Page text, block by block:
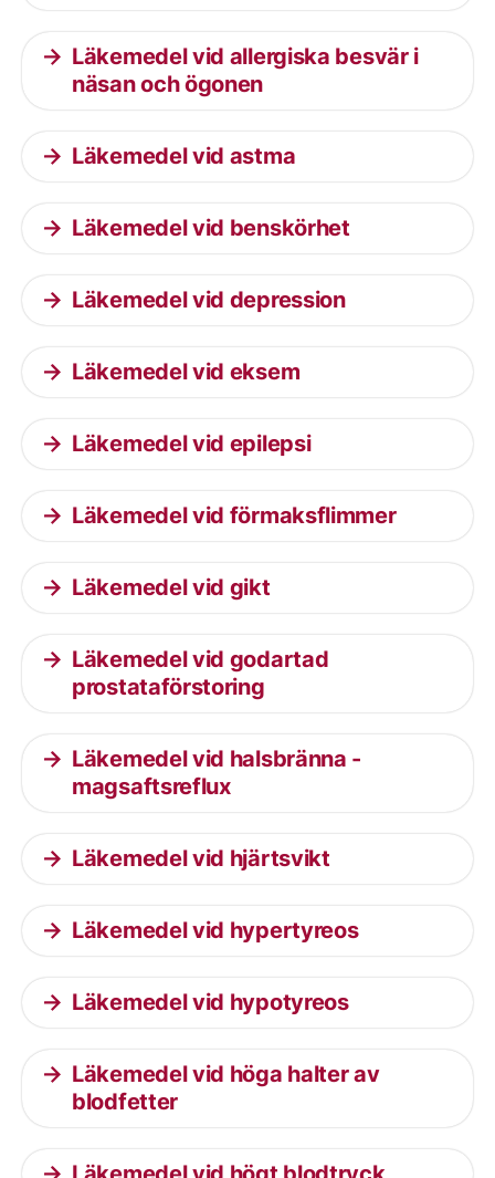
Läkemedel vid allergiska besvär i
näsan och ögonen
Läkemedel vid astma
Läkemedel vid benskörhet
Läkemedel vid depression
Läkemedel vid eksem
Läkemedel vid epilepsi
Läkemedel vid förmaksflimmer
Läkemedel vid gikt
Läkemedel vid godartad
prostataförstoring
Läkemedel vid halsbränna -
magsaftsreflux
Läkemedel vid hjärtsvikt
Läkemedel vid hypertyreos
Läkemedel vid hypotyreos
Läkemedel vid höga halter av
blodfetter